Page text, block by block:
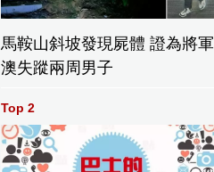
馬鞍山斜坡發現屍體 證為將軍
澳失蹤兩周男子
Top 2